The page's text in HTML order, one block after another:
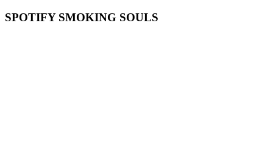
SPOTIFY SMOKING SOULS